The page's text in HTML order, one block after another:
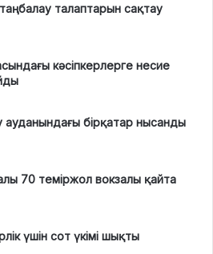
талаптарын сақтау
кәсіпкерлерге несие
бірқатар нысанды
70 теміржол вокзалы қайта
үшін сот үкімі шықты